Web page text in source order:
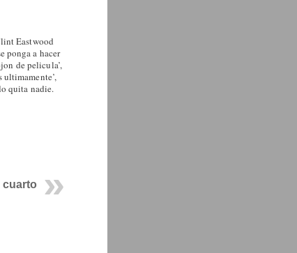
Eastwood
ponga a hacer
de pelicula’,
ultimamente’,
quita nadie.
cuarto